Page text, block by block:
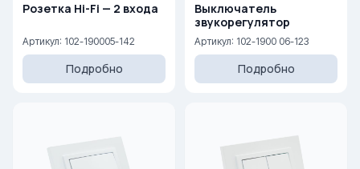
Розетка Hi-Fi — 2 входа
Артикул: 102-190005-142
Подробно
Выключатель
звукорегулятор
Артикул: 102-1900 06-123
Подробно